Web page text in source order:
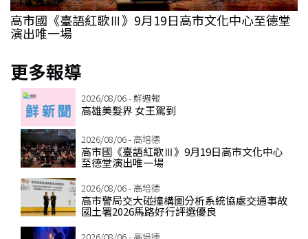
高市國《臺語紅歌Ⅲ》9月19日高市文化中心至德堂
演出唯一場
更多報導
2026/08/06 - 鮮週報
高雄美髮界 女王駕到
2026/08/06 - 高培德
高市國《臺語紅歌Ⅲ》9月19日高市文化中心
至德堂演出唯一場
2026/08/06 - 高培德
高市警局交大碰撞構圖分析系統協處交通事故
國土署2026馬路好行評選優良
2026/08/06 - 高培德